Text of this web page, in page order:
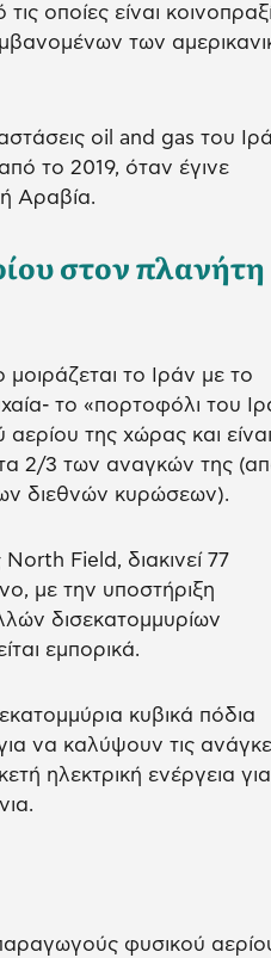
οποίες είναι
των
oil and gas του
το 2019, όταν έγινε
Αραβία.
στον πλανήτη
το Ιράν με το
το «πορτοφόλι του
της χώρας και είναι
τα 2/3 των αναγκών της
διεθνών κυρώσεων).
Field, διακινεί 77
με την υποστήριξη
δισεκατομμυρίων
εμπορικά.
κυβικά πόδια
να καλύψουν τις
ηλεκτρική ενέργεια
φυσικού